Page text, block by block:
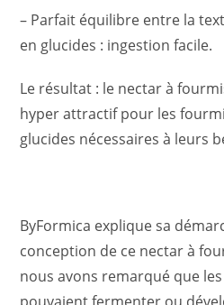
– Parfait équilibre entre la
en glucides : ingestion facile.
Le résultat : le nectar à
hyper attractif pour les
glucides nécessaires à leurs
ByFormica explique sa
conception de ce nectar à
nous avons remarqué que